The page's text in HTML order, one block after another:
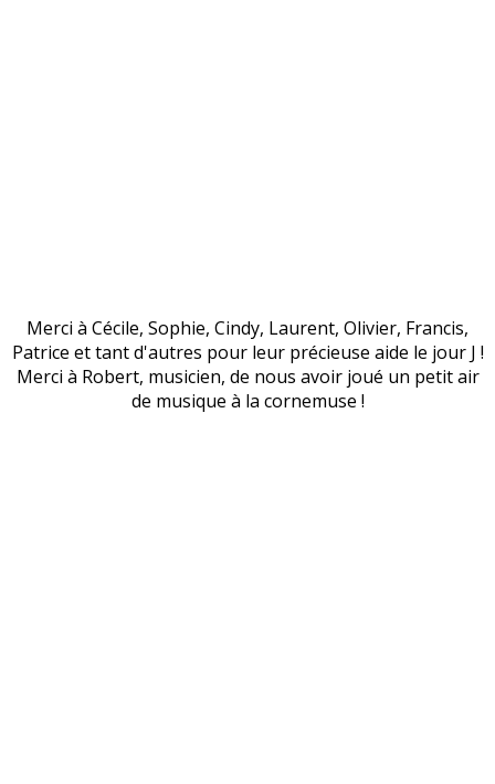
Merci à Cécile, Sophie, Cindy, Laurent, Olivier, Francis,
Patrice et tant d'autres pour leur précieuse aide le jour J !
Merci à Robert, musicien, de nous avoir joué un petit air
de musique à la cornemuse !